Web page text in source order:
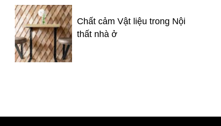
Chất cảm Vật liệu trong Nội
thất nhà ở